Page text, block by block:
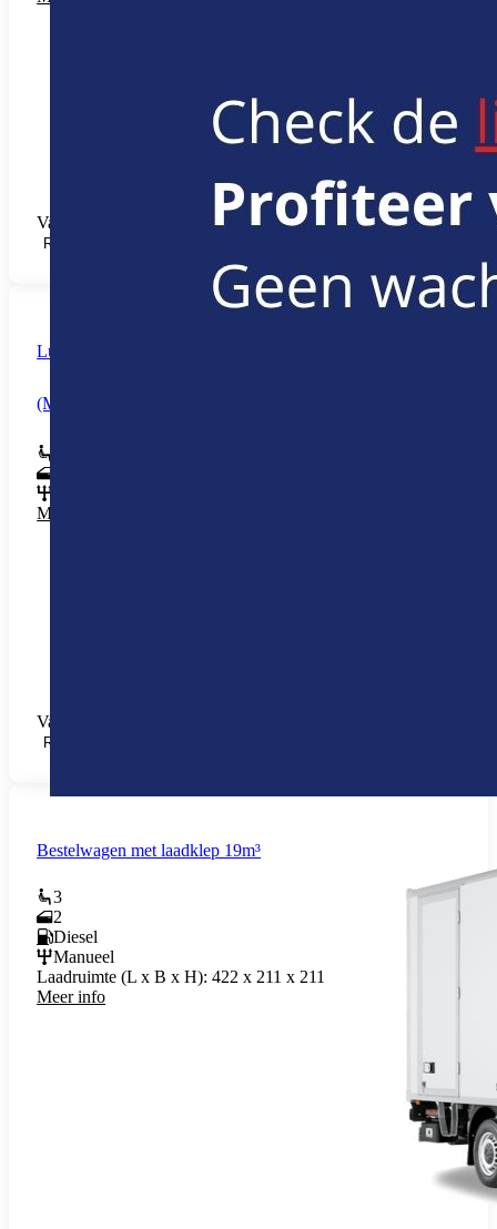
Vanaf € 9,49 /u (+ Startup-fee € 42,35)
RESERVEREN
Luxe gezinswagen - automaat
(Mercedes C-Klasse Break - Audi A5 Avant)
Meer info
Vanaf € 12,64 /u (+ Startup-fee € 42,35)
RESERVEREN
Bestelwagen met laadklep 19m³
3
2
Diesel
Manueel
Laadruimte (L x B x H):422 x 211 x 211
Meer info